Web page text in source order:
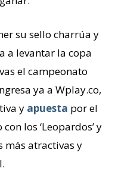
su sello charrúa y
a levantar la copa
el campeonato
ya a Wplay.co,
y apuesta por el
los ‘Leopardos’ y
más atractivas y